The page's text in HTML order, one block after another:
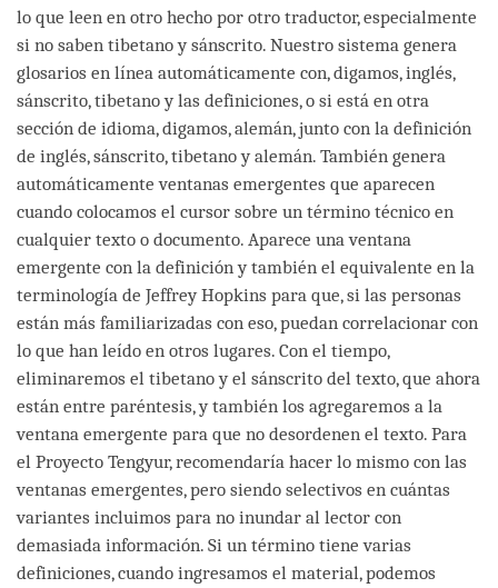
lo que leen en otro hecho por otro traductor, especialmente
si no saben tibetano y sánscrito. Nuestro sistema genera
glosarios en línea automáticamente con, digamos, inglés,
sánscrito, tibetano y las definiciones, o si está en otra
sección de idioma, digamos, alemán, junto con la definición
de inglés, sánscrito, tibetano y alemán. También genera
automáticamente ventanas emergentes que aparecen
cuando colocamos el cursor sobre un término técnico en
cualquier texto o documento. Aparece una ventana
emergente con la definición y también el equivalente en la
terminología de Jeffrey Hopkins para que, si las personas
están más familiarizadas con eso, puedan correlacionar con
lo que han leído en otros lugares. Con el tiempo,
eliminaremos el tibetano y el sánscrito del texto, que ahora
están entre paréntesis, y también los agregaremos a la
ventana emergente para que no desordenen el texto. Para
el Proyecto Tengyur, recomendaría hacer lo mismo con las
ventanas emergentes, pero siendo selectivos en cuántas
variantes incluimos para no inundar al lector con
demasiada información. Si un término tiene varias
definiciones, cuando ingresamos el material, podemos